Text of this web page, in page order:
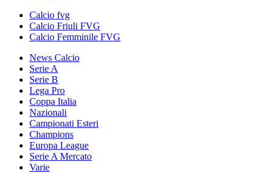
Calcio fvg
Calcio Friuli FVG
Calcio Femminile FVG
News Calcio
Serie A
Serie B
Lega Pro
Coppa Italia
Nazionali
Campionati Esteri
Champions
Europa League
Serie A Mercato
Varie